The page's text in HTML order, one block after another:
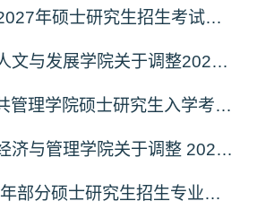
关于调整我院2027年硕士研究生招生考试科目及参考书的通知
中国农业大学人文与发展学院关于调整2027年硕士研究生招生考试初试科目的通知
关于哲学与公共管理学院硕士研究生入学考试（初试） 考试科目及参考书目变更的通知（二）
浙江海洋大学经济与管理学院关于调整 2027年硕士研究生招生考试初试科目的公告
关于调整2027年部分硕士研究生招生专业初试考试科目的公告（持续更新中）